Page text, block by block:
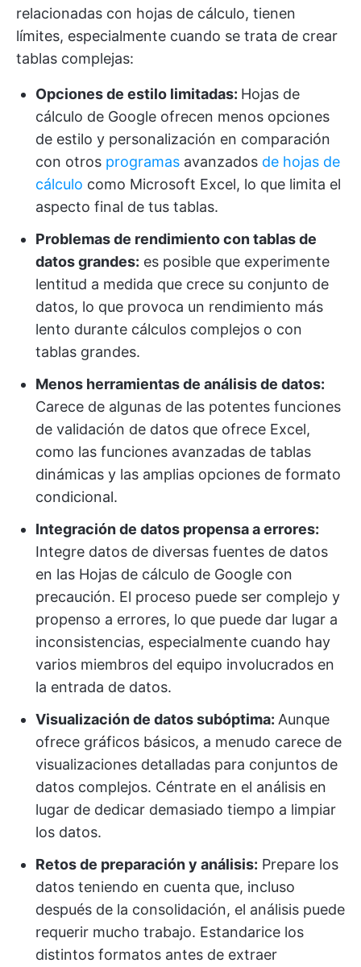
relacionadas con hojas de cálculo, tienen
límites, especialmente cuando se trata de crear
tablas complejas:
Opciones de estilo limitadas: Hojas de
cálculo de Google ofrecen menos opciones
de estilo y personalización en comparación
con otros programas avanzados de hojas de
cálculo como Microsoft Excel, lo que limita el
aspecto final de tus tablas.
Problemas de rendimiento con tablas de
datos grandes: es posible que experimente
lentitud a medida que crece su conjunto de
datos, lo que provoca un rendimiento más
lento durante cálculos complejos o con
tablas grandes.
Menos herramientas de análisis de datos:
Carece de algunas de las potentes funciones
de validación de datos que ofrece Excel,
como las funciones avanzadas de tablas
dinámicas y las amplias opciones de formato
condicional.
Integración de datos propensa a errores:
Integre datos de diversas fuentes de datos
en las Hojas de cálculo de Google con
precaución. El proceso puede ser complejo y
propenso a errores, lo que puede dar lugar a
inconsistencias, especialmente cuando hay
varios miembros del equipo involucrados en
la entrada de datos.
Visualización de datos subóptima: Aunque
ofrece gráficos básicos, a menudo carece de
visualizaciones detalladas para conjuntos de
datos complejos. Céntrate en el análisis en
lugar de dedicar demasiado tiempo a limpiar
los datos.
Retos de preparación y análisis: Prepare los
datos teniendo en cuenta que, incluso
después de la consolidación, el análisis puede
requerir mucho trabajo. Estandarice los
distintos formatos antes de extraer